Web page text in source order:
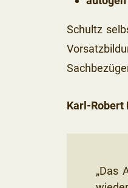
Schultz
Karl-Robert
„Das